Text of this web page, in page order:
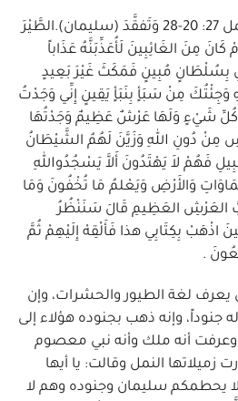
س 187: جاء في سورة النمل 27: 20-28 وَتَفقَّدَ (سليمان).الطَّيْرَ
كَانَ مِنَ الغَائِبِينَ لَأُعَذِّبَنَّهُ عَذَاباً
بِسُلْطَانٍ مُبِينٍ فَمَكَثَ غَيْرَ بَعِيدٍ
مِنْ سَبَأٍ بِنَبَأٍ يَقِينٍ إِنِّي وَجَدْتُ
كُلِّ شَيْءٍ وَلَهَا عَرْشٌ عَظِيمٌ وَجَدْتُهَا
دُونِ اللهِ وَزَيَّنَ لَهُمُ الشَّيْطَانُ
فَهُمْ لاَ يَهْتَدُونَ أَلاَّ يَسْجُدُواللهِ
وَالأَرْضِ وَيَعْلمُ مَا تُخْفُونَ وَمَا
رَبُّ العَرْشِ العَظِيمِ قَالَ سَنَنْظُرُ
اذْهَبْ بِكِتَابِي هذا فَأَلْقِهْ إِلَيْهِمْ ثُمَّ
.
يعرف لغة الطيور والحشرات، وإن
جنوداً، وإنه ذهب بجنوده هؤلاء إلى
وعرفت أنه ملك وأنه نبي معصوم
زميلاتها النمل وقالت: يا أيها
يحطمكم سليمان وجنوده وهم لا